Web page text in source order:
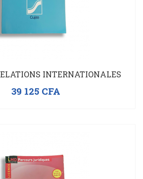
INTERNATIONALES
39 125 CFA